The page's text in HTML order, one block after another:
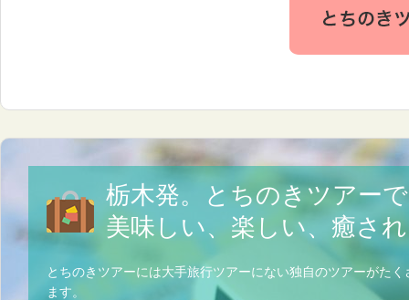
栃木発。とちのきツアーで
美味しい、楽しい、癒さ
とちのきツアーには大手旅行ツアーにない独自のツアーがたく
ます。